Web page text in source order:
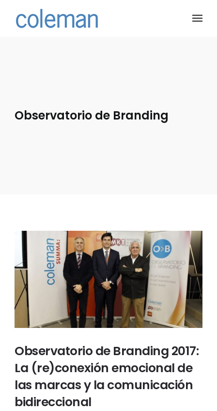
Observatorio de Branding
Observatorio de Branding 2017:
La (re)conexión emocional de
las marcas y la comunicación
bidireccional